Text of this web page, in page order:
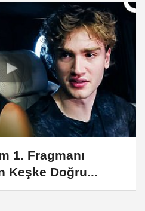
1. Fragmanı
Keşke Doğru...